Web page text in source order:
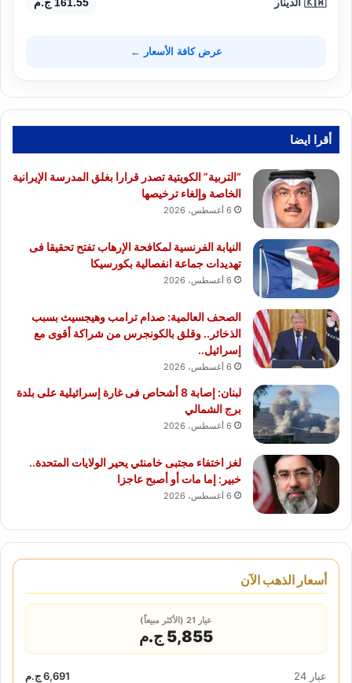
عرض كافة الأسعار ←
أقرا ايضا
“التربية” الكويتية تصدر قرارا بغلق المدرسة الإيرانية
الخاصة وإلغاء ترخيصها
6 أغسطس، 2026
النيابة الفرنسية لمكافحة الإرهاب تفتح تحقيقا فى
تهديدات جماعة انفصالية بكورسيكا
6 أغسطس، 2026
الصحف العالمية: صدام ترامب وهيجسيث بسبب
الذخائر.. وقلق بالكونجرس من شراكة أقوى مع
إسرائيل..
6 أغسطس، 2026
لبنان: إصابة 8 أشحاص فى غارة إسرائيلية على بلدة
برج الشمالي
6 أغسطس، 2026
لغز اختفاء مجتبى خامنئي يحير الولايات المتحدة..
خبير: إما مات أو أصبح عاجزا
6 أغسطس، 2026
أسعار الذهب الآن
عيار 21 (الأكثر مبيعاً)
5,855 ج.م
عيار 24 6,691 ج.م